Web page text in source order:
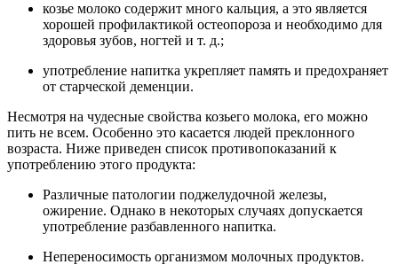
козье молоко содержит много кальция, а это является
хорошей профилактикой остеопороза и необходимо для
здоровья зубов, ногтей и т. д.;
употребление напитка укрепляет память и предохраняет
от старческой деменции.
Несмотря на чудесные свойства козьего молока, его можно
пить не всем. Особенно это касается людей преклонного
возраста. Ниже приведен список противопоказаний к
употреблению этого продукта:
Различные патологии поджелудочной железы,
ожирение. Однако в некоторых случаях допускается
употребление разбавленного напитка.
Непереносимость организмом молочных продуктов.